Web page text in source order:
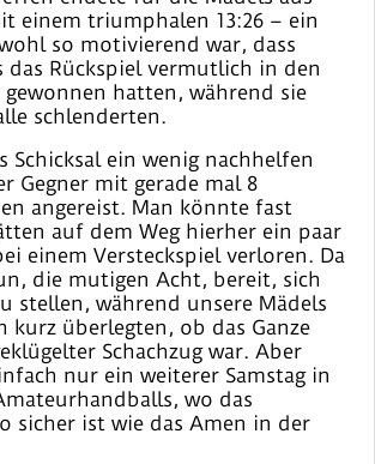
einem triumphalen 13:26 – ein
so motivierend war, dass
das Rückspiel vermutlich in den
hatten, während sie
schlenderten.
Schicksal ein wenig nachhelfen
Gegner mit gerade mal 8
angereist. Man könnte fast
auf dem Weg hierher ein paar
einem Versteckspiel verloren. Da
die mutigen Acht, bereit, sich
stellen, während unsere Mädels
kurz überlegten, ob das Ganze
Schachzug war. Aber
nur ein weiterer Samstag in
wo das
sicher ist wie das Amen in der